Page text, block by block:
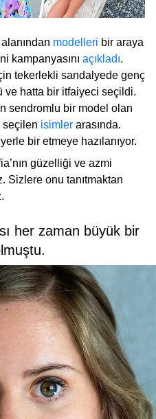
modelleri bir araya
kampanyasını açıkladı.
tekerlekli sandalyede genç
ve hatta bir itfaiyeci seçildi.
sendromlu bir model olan
seçilen isimler arasında.
bir etmeye hazılanıyor.
güzelliği ve azmi
Sizlere onu tanıtmaktan
her zaman büyük bir